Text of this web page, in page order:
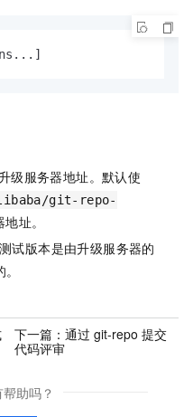
级服务器地址。默认使
git-repo-
址。
试版本是由升级服务器的
下一篇： 通过 git-repo 提交
代码评审
助吗？